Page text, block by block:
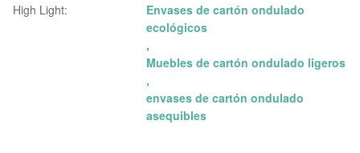
High Light:
Envases de cartón ondulado
ecológicos
,
Muebles de cartón ondulado ligeros
,
envases de cartón ondulado
asequibles